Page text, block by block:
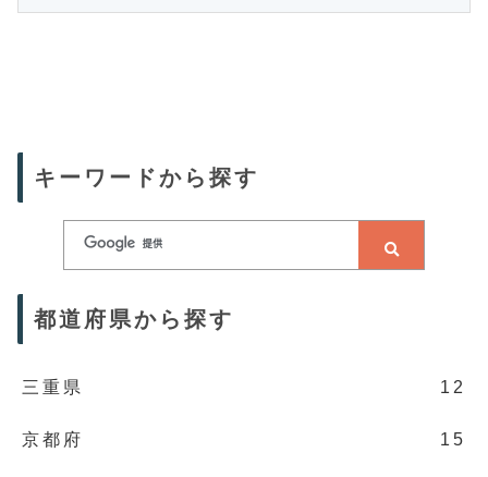
キーワードから探す
都道府県から探す
三重県 12
京都府 15